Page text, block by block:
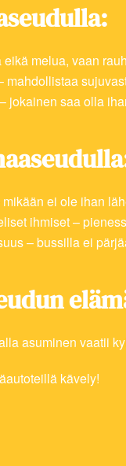
melua, vaan
mahdollistaa
jokainen saa olla
ei ole ihan
ihmiset –
– bussilla ei
asuminen vaatii
kävely!